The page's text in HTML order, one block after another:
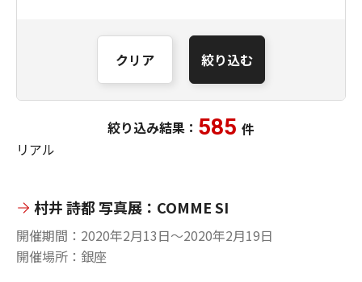
クリア 絞り込む
絞り込み結果： 585 件
リアル
村井 詩都 写真展：COMME SI
開催期間
2020年2月13日〜2020年2月19日
開催場所
銀座